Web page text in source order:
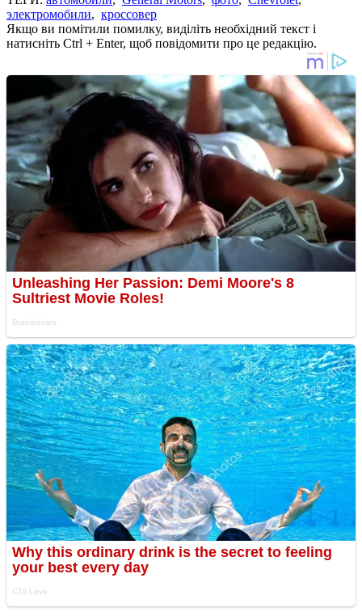
электромобили, кроссовер
Якщо ви помітили помилку, виділіть необхідний текст і
натисніть Ctrl + Enter, щоб повідомити про це редакцію.